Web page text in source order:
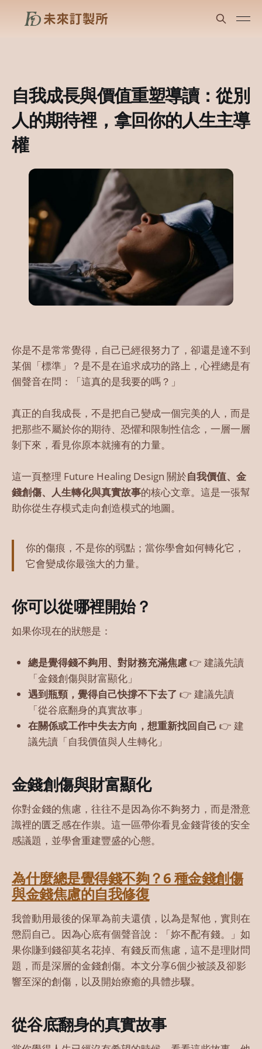
自我成長與價值重塑導讀：從別
人的期待裡，拿回你的人生主導
權
你是不是常常覺得，自己已經很努力了，卻還是達不到
某個「標準」？是不是在追求成功的路上，心裡總是有
個聲音在問：「這真的是我要的嗎？」
真正的自我成長，不是把自己變成一個完美的人，而是
把那些不屬於你的期待、恐懼和限制性信念，一層一層
剝下來，看見你原本就擁有的力量。
這一頁整理 Future Healing Design 關於自我價值、金
錢創傷、人生轉化與真實故事的核心文章。這是一張幫
助你從生存模式走向創造模式的地圖。
你的傷痕，不是你的弱點；當你學會如何轉化它，
它會變成你最強大的力量。
你可以從哪裡開始？
如果你現在的狀態是：
總是覺得錢不夠用、對財務充滿焦慮👉 建議先讀
「金錢創傷與財富顯化」
遇到瓶頸，覺得自己快撐不下去了 👉 建議先讀
「從谷底翻身的真實故事」
在關係或工作中失去方向，想重新找回自己 👉 建
議先讀「自我價值與人生轉化」
金錢創傷與財富顯化
你對金錢的焦慮，往往不是因為你不夠努力，而是潛意
識裡的匱乏感在作祟。這一區帶你看見金錢背後的安全
感議題，並學會重建豐盛的心態。
為什麼總是覺得錢不夠？6 種金錢創傷
與金錢焦慮的自我修復
我曾動用最後的保單為前夫還債，以為是幫他，實則在
懲罰自己。因為心底有個聲音說：「妳不配有錢。」如
果你賺到錢卻莫名花掉、有錢反而焦慮，這不是理財問
題，而是深層的金錢創傷。本文分享6個少被談及卻影
響至深的創傷，以及開始療癒的具體步驟。
從谷底翻身的真實故事